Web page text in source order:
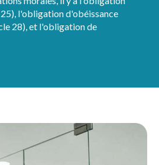
l'obligation d'obéissance
28), et l'obligation de